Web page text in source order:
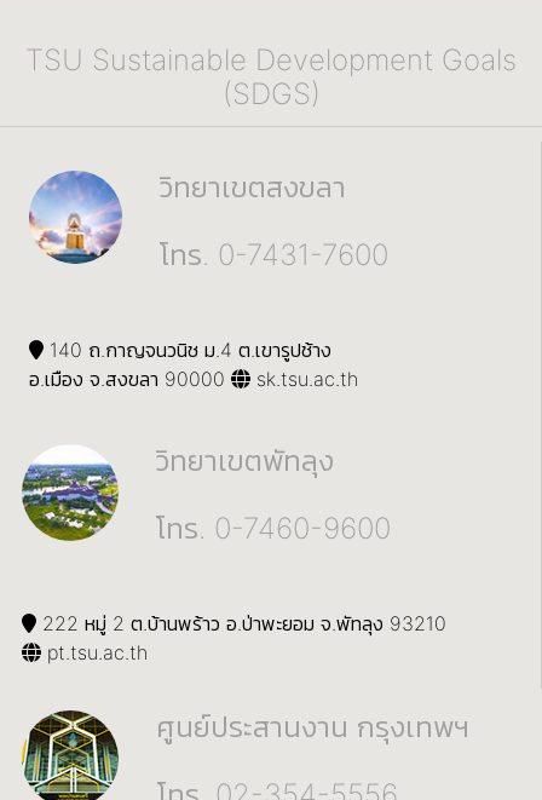
TSU Sustainable Development Goals
(SDGS)
วิทยาเขตสงขลา
โทร. 0-7431-7600
140 ถ.กาญจนวนิช ม.4 ต.เขารูปช้าง
อ.เมือง จ.สงขลา 90000
sk.tsu.ac.th
วิทยาเขตพัทลุง
โทร. 0-7460-9600
222 หมู่ 2 ต.บ้านพร้าว อ.ป่าพะยอม จ.พัทลุง 93210
pt.tsu.ac.th
ศูนย์ประสานงาน กรุงเทพฯ